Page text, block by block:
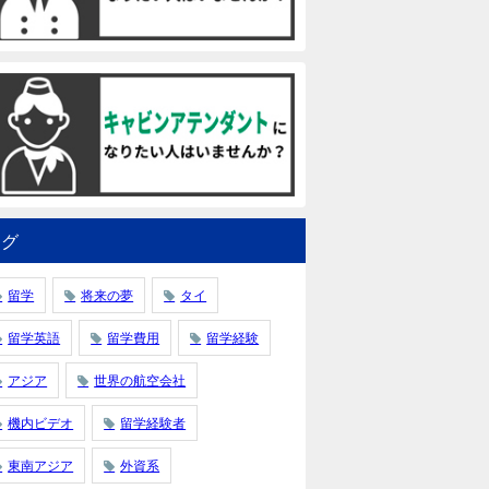
留学 将来の夢 タイ
留学英語 留学費用 留学経験
アジア 世界の航空会社
機内ビデオ 留学経験者
東南アジア 外資系